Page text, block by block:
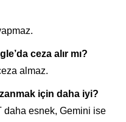
ceza alır mı?
almaz.
için daha iyi?
daha esnek, Gemini ise